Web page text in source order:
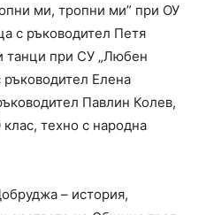
ми, тропни ми” при ОУ
с ръководител Петя
танци при СУ „Любен
ръководител Елена
Павлин Колев,
техно с народна
– история,